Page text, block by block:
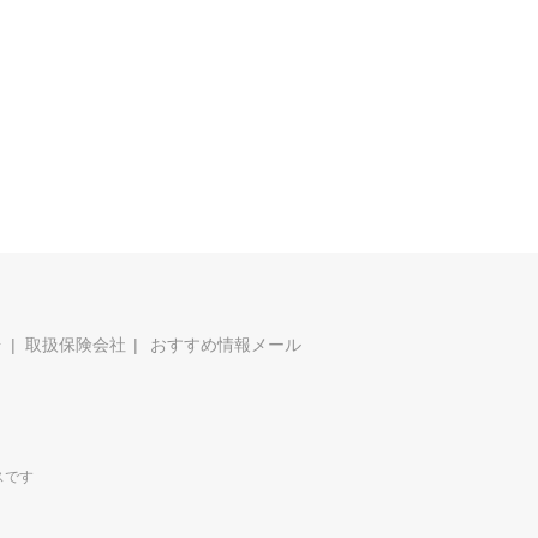
取扱保険会社 おすすめ情報メール
です